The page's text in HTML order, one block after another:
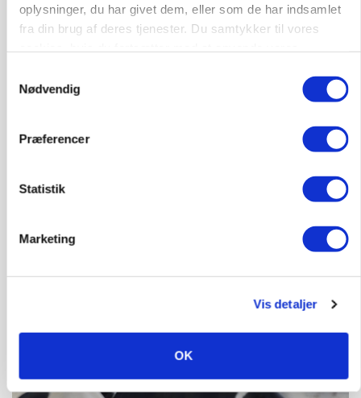
oplysninger, du har givet dem, eller som de har indsamlet
fra din brug af deres tjenester. Du samtykker til vores
Nødvendig
Præferencer
Statistik
Marketing
Vis detaljer
OK
konkurrence